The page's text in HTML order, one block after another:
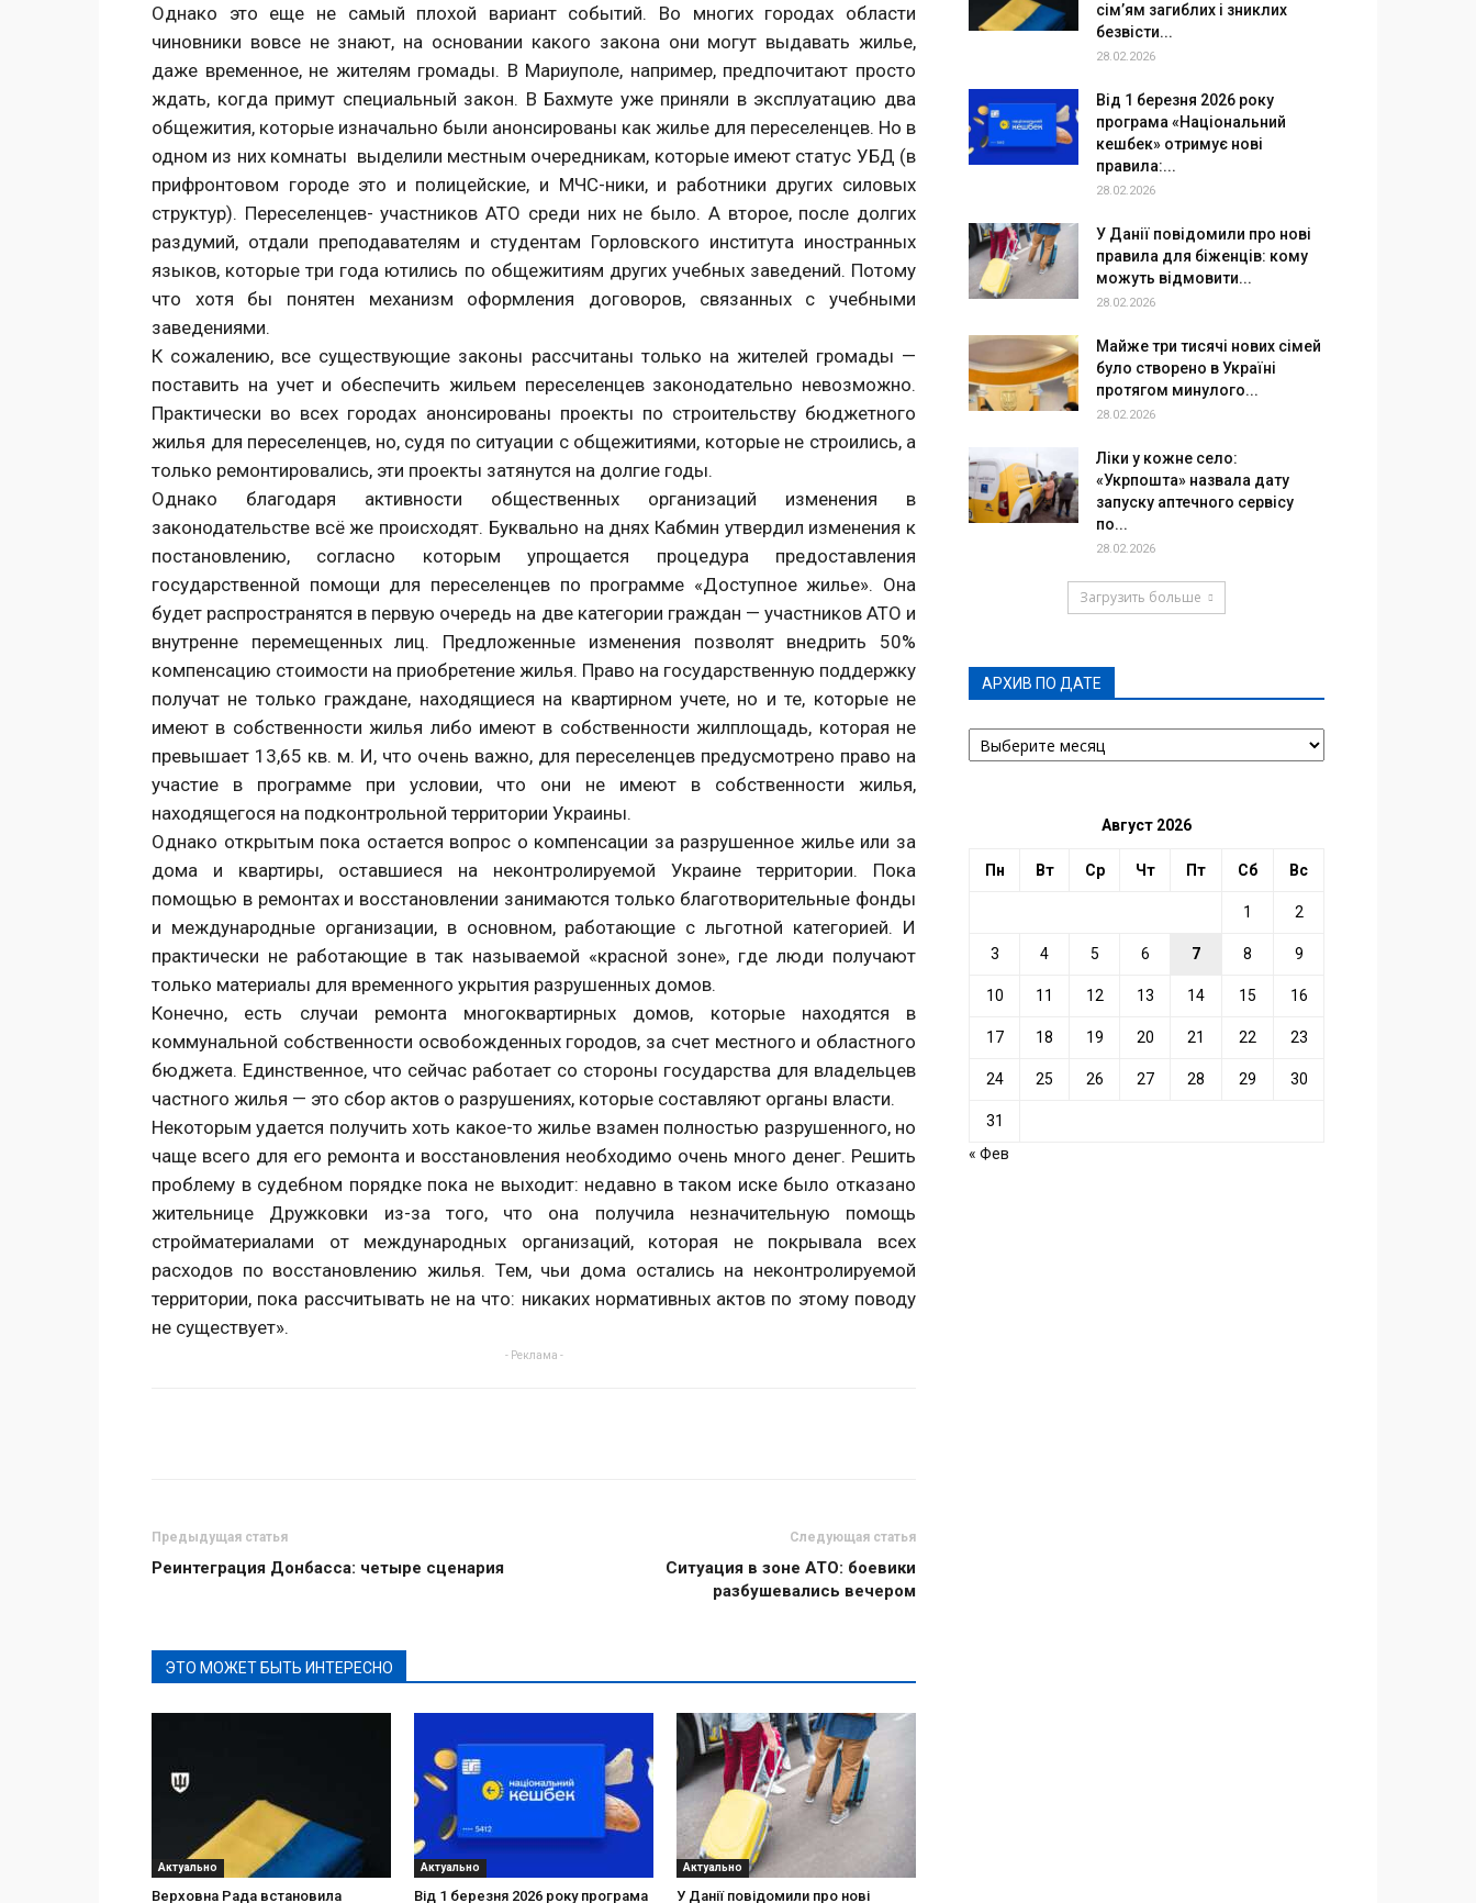
Однако это еще не самый плохой вариант событий. Во многих городах области
чиновники вовсе не знают, на основании какого закона они могут выдавать жилье,
даже временное, не жителям громады. В Мариуполе, например, предпочитают просто
ждать, когда примут специальный закон. В Бахмуте уже приняли в эксплуатацию два
общежития, которые изначально были анонсированы как жилье для переселенцев. Но в
одном из них комнаты выделили местным очередникам, которые имеют статус УБД (в
прифронтовом городе это и полицейские, и МЧС-ники, и работники других силовых
структур). Переселенцев- участников АТО среди них не было. А второе, после долгих
раздумий, отдали преподавателям и студентам Горловского института иностранных
языков, которые три года ютились по общежитиям других учебных заведений. Потому
что хотя бы понятен механизм оформления договоров, связанных с учебными
заведениями.
К сожалению, все существующие законы рассчитаны только на жителей громады —
поставить на учет и обеспечить жильем переселенцев законодательно невозможно.
Практически во всех городах анонсированы проекты по строительству бюджетного
жилья для переселенцев, но, судя по ситуации с общежитиями, которые не строились, а
только ремонтировались, эти проекты затянутся на долгие годы.
Однако благодаря активности общественных организаций изменения в
законодательстве всё же происходят. Буквально на днях Кабмин утвердил изменения к
постановлению, согласно которым упрощается процедура предоставления
государственной помощи для переселенцев по программе «Доступное жилье». Она
будет распространятся в первую очередь на две категории граждан — участников АТО и
внутренне перемещенных лиц. Предложенные изменения позволят внедрить 50%
компенсацию стоимости на приобретение жилья. Право на государственную поддержку
получат не только граждане, находящиеся на квартирном учете, но и те, которые не
имеют в собственности жилья либо имеют в собственности жилплощадь, которая не
превышает 13,65 кв. м. И, что очень важно, для переселенцев предусмотрено право на
участие в программе при условии, что они не имеют в собственности жилья,
находящегося на подконтрольной территории Украины.
Однако открытым пока остается вопрос о компенсации за разрушенное жилье или за
дома и квартиры, оставшиеся на неконтролируемой Украине территории. Пока
помощью в ремонтах и восстановлении занимаются только благотворительные фонды
и международные организации, в основном, работающие с льготной категорией. И
практически не работающие в так называемой «красной зоне», где люди получают
только материалы для временного укрытия разрушенных домов.
Конечно, есть случаи ремонта многоквартирных домов, которые находятся в
коммунальной собственности освобожденных городов, за счет местного и областного
бюджета. Единственное, что сейчас работает со стороны государства для владельцев
частного жилья — это сбор актов о разрушениях, которые составляют органы власти.
Некоторым удается получить хоть какое-то жилье взамен полностью разрушенного, но
чаще всего для его ремонта и восстановления необходимо очень много денег. Решить
проблему в судебном порядке пока не выходит: недавно в таком иске было отказано
жительнице Дружковки из-за того, что она получила незначительную помощь
стройматериалами от международных организаций, которая не покрывала всех
расходов по восстановлению жилья. Тем, чьи дома остались на неконтролируемой
территории, пока рассчитывать не на что: никаких нормативных актов по этому поводу
не существует».
- Реклама -
Предыдущая статья
Реинтеграция Донбасса: четыре сценария
Следующая статья
Ситуация в зоне АТО: боевики
разбушевались вечером
ЭТО МОЖЕТ БЫТЬ ИНТЕРЕСНО
Актуально
Верховна Рада встановила
Актуально
Від 1 березня 2026 року програма
Актуально
У Данії повідомили про нові
сім’ям загиблих і зниклих
безвісти...
28.02.2026
Від 1 березня 2026 року
програма «Національний
кешбек» отримує нові
правила:...
28.02.2026
У Данії повідомили про нові
правила для біженців: кому
можуть відмовити...
28.02.2026
Майже три тисячі нових сімей
було створено в Україні
протягом минулого...
28.02.2026
Ліки у кожне село:
«Укрпошта» назвала дату
запуску аптечного сервісу
по...
28.02.2026
Загрузить больше
АРХИВ ПО ДАТЕ
АРХИВ
ПО
Август 2026
Пн Вт Ср Чт Пт Сб Вс
1 2
3 4 5 6 7 8 9
10 11 12 13 14 15 16
17 18 19 20 21 22 23
24 25 26 27 28 29 30
31
« Фев